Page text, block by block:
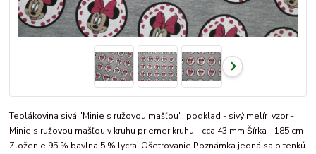
Teplákovina sivá "Minie s ružovou mašľou" podklad - sivý melír vzor -
Minie s ružovou mašľou v kruhu priemer kruhu - cca 43 mm Šírka - 185 cm
Zloženie 95 % bavlna 5 % lycra Ošetrovanie Poznámka jedná sa o tenkú